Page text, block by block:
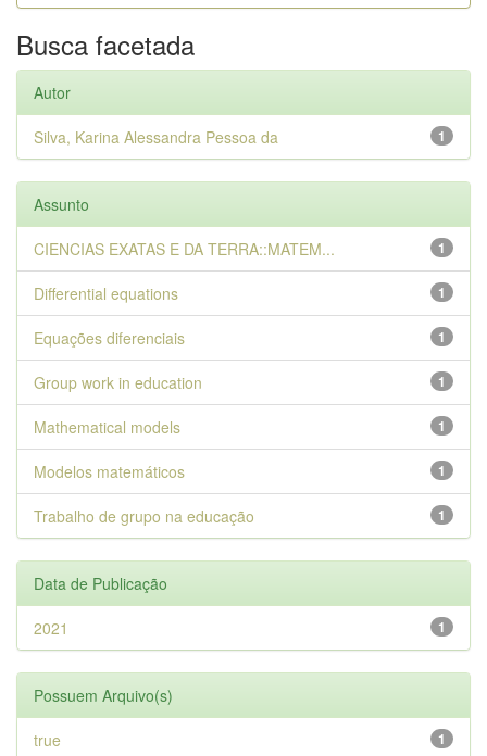
Busca facetada
Autor
1
Silva, Karina Alessandra Pessoa da
Assunto
1
CIENCIAS EXATAS E DA TERRA::MATEM...
1
Differential equations
1
Equações diferenciais
1
Group work in education
1
Mathematical models
1
Modelos matemáticos
1
Trabalho de grupo na educação
Data de Publicação
1
2021
Possuem Arquivo(s)
1
true